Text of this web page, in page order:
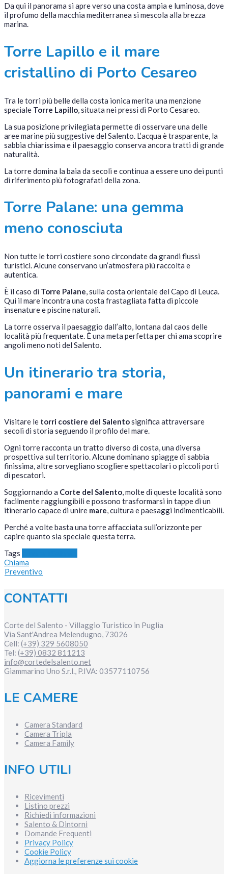
Da qui il panorama si apre verso una costa ampia e luminosa, dove
il profumo della macchia mediterranea si mescola alla brezza
marina.
Torre Lapillo e il mare
cristallino di Porto Cesareo
Tra le torri più belle della costa ionica merita una menzione
speciale Torre Lapillo , situata nei pressi di Porto Cesareo.
La sua posizione privilegiata permette di osservare una delle
aree marine più suggestive del Salento. L’acqua è trasparente, la
sabbia chiarissima e il paesaggio conserva ancora tratti di grande
naturalità.
La torre domina la baia da secoli e continua a essere uno dei punti
di riferimento più fotografati della zona.
Torre Palane: una gemma
meno conosciuta
Non tutte le torri costiere sono circondate da grandi flussi
turistici. Alcune conservano un’atmosfera più raccolta e
autentica.
È il caso di Torre Palane, sulla costa orientale del Capo di Leuca.
Qui il mare incontra una costa frastagliata fatta di piccole
insenature e piscine naturali.
La torre osserva il paesaggio dall’alto, lontana dal caos delle
località più frequentate. È una meta perfetta per chi ama scoprire
angoli meno noti del Salento.
Un itinerario tra storia,
panorami e mare
Visitare le torri costiere del Salentosignifica attraversare
secoli di storia seguendo il profilo del mare.
Ogni torre racconta un tratto diverso di costa, una diversa
prospettiva sul territorio. Alcune dominano spiagge di sabbia
finissima, altre sorvegliano scogliere spettacolari o piccoli porti
di pescatori.
Soggiornando a Corte del Salento, molte di queste località sono
facilmente raggiungibili e possono trasformarsi in tappe di un
itinerario capace di unire mare, cultura e paesaggi indimenticabili.
Perché a volte basta una torre affacciata sull’orizzonte per
capire quanto sia speciale questa terra.
Tags
Chiama
Preventivo
CONTATTI
Corte del Salento - Villaggio Turistico in Puglia
Via Sant'Andrea Melendugno, 73026
Cell: (+39) 329 5608050
Tel: (+39) 0832 811213
info@cortedelsalento.net
Giammarino Uno S.r.l., P.IVA: 03577110756
LE CAMERE
Camera Standard
Camera Tripla
Camera Family
INFO UTILI
Ricevimenti
Listino prezzi
Richiedi informazioni
Salento & Dintorni
Domande Frequenti
Privacy Policy
Cookie Policy
Aggiorna le preferenze sui cookie